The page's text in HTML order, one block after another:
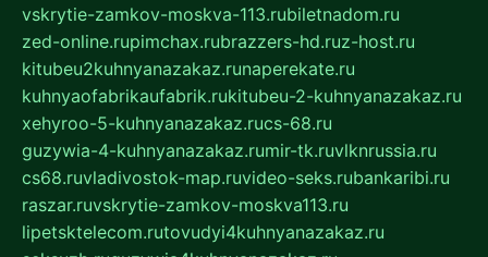
vskrytie-zamkov-moskva-113.rubiletnadom.ru
zed-online.rupimchax.rubrazzers-hd.ruz-host.ru
kitubeu2kuhnyanazakaz.runaperekate.ru
kuhnyaofabrikaufabrik.rukitubeu-2-kuhnyanazakaz.ru
xehyroo-5-kuhnyanazakaz.rucs-68.ru
guzywia-4-kuhnyanazakaz.rumir-tk.ruvlknrussia.ru
cs68.ruvladivostok-map.ruvideo-seks.rubankaribi.ru
raszar.ruvskrytie-zamkov-moskva113.ru
lipetsktelecom.rutovudyi4kuhnyanazakaz.ru